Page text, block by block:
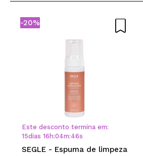
-20%
Este desconto termina em:
15dias 16 h:04m:46s
SEGLE - Espuma de limpeza